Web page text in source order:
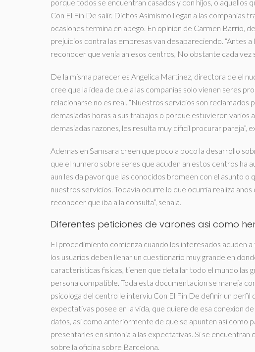
porque todos se encuentran casados y con hijos, o aquellos
Con El Fin De salir. Dichos Asimismo llegan a las companias
ocasiones termina en apego. En opinion de Carmen Barrio,
prejuicios contra las empresas van desapareciendo. “Antes
reconocer que venia an esos centros, No obstante cada vez
De la misma parecer es Angelica Martinez, directora de el
cree que la idea de que a las companias solo vienen seres
relacionarse no es real. “Nuestros servicios son
demasiadas horas a sus trabajos o porque estuvieron
demasiadas razones, les resulta muy dificil procurar pareja”,
Ademas en Samsara creen que poco a poco la desarrollo
que el numero sobre seres que acuden an estos centros ha
aun les da pavor que las conocidos bromeen con el asunto
nuestros servicios. Todavia ocurre lo que ocurria realiza
reconocer que iba a la consulta”, senala.
Diferentes peticiones de varones asi­ como
El procedimiento comienza cuando los interesados acuden
los usuarios deben llenar un cuestionario muy grande en
caracteristicas fisicas, tienen que detallar todo el mundo las
persona compatible. Toda esta documentacion se maneja
psicologa del centro le interviu Con El Fin De definir un perfil
expectativas posee en la vida, que quiere de esa conexion
datos, asi­ como anteriormente de que se apunten asi­ como
presentarles en sintonia a las expectativas. Si se encuentran
sobre la oficina sobre Barcelona.